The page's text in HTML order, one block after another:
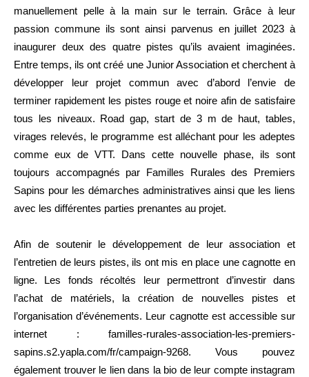
manuellement pelle à la main sur le terrain. Grâce à leur
passion commune ils sont ainsi parvenus en juillet 2023 à
inaugurer deux des quatre pistes qu’ils avaient imaginées.
Entre temps, ils ont créé une Junior Association et cherchent à
développer leur projet commun avec d’abord l’envie de
terminer rapidement les pistes rouge et noire afin de satisfaire
tous les niveaux. Road gap, start de 3 m de haut, tables,
virages relevés, le programme est alléchant pour les adeptes
comme eux de VTT.
Dans cette nouvelle phase, ils sont
toujours accompagnés par Familles Rurales des Premiers
Sapins pour les démarches administratives ainsi que les liens
avec les différentes parties prenantes au projet.
Afin de soutenir le développement de leur association et
l’entretien de leurs pistes, ils ont mis en place une cagnotte en
ligne. Les fonds récoltés leur permettront d’investir dans
l’achat de matériels, la création de nouvelles pistes et
l’organisation d’événements. Leur cagnotte est accessible sur
internet : familles-rurales-association-les-premiers-
sapins.s2.yapla.com/fr/campaign-9268. Vous pouvez
également trouver le lien dans la bio de leur compte instagram